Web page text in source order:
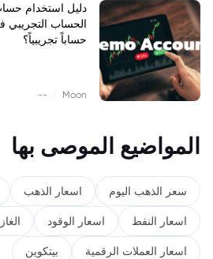
دليل استخدام
الحساب
حساباً تجريبياً؟
Moon
--
المواضيع الموصى بها
سعر الذهب اليوم اسعار الذهب
اسعار النفط اسعار الوقود
اسعار العملات الرقمية بيتكوين